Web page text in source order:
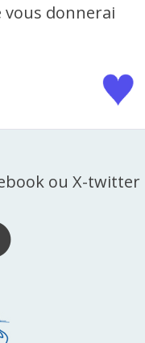
donnerai
ou X-twitter